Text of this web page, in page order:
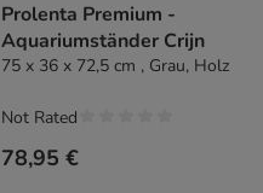
Prolenta Premium -
Aquariumständer Crijn
75 x 36 x 72,5 cm , Grau, Holz
78,95 €
Not Rated